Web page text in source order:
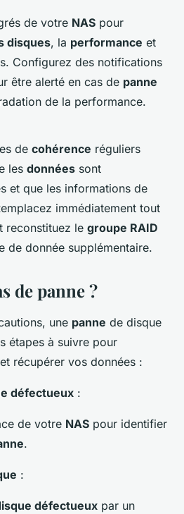
de votre NAS pour
disques, la performance et
Configurez des notifications
être alerté en cas de panne
de la performance.
de cohérence réguliers
les données sont
et que les informations de
immédiatement tout
reconstituez le groupe RAID
de donnée supplémentaire.
de panne ?
une panne de disque
étapes à suivre pour
récupérer vos données :
défectueux :
de votre NAS pour identifier
.
:
défectueux par un